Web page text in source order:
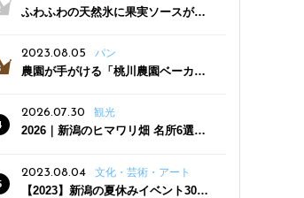
ふわふわの天然氷に果実ソースがた
三条駅近くにオープン
2023.08.05 パン
農園が手がける「桃川農園ベーカリ
った焼きたてパンのほか、ジェラー
トやスムージーも
2026.07.30 観光
2026｜新潟のヒマワリ畑 名所6選
2023.08.04
文化・芸術・アート
【2023】新潟の夏休みイベント30